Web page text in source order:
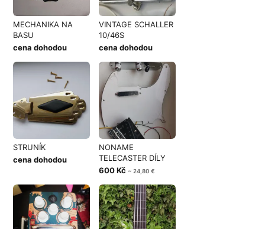
MECHANIKA NA
BASU
cena dohodou
VINTAGE SCHALLER
10/46S
cena dohodou
STRUNÍK
cena dohodou
NONAME
TELECASTER DÍLY
600 Kč ~ 24,80 €